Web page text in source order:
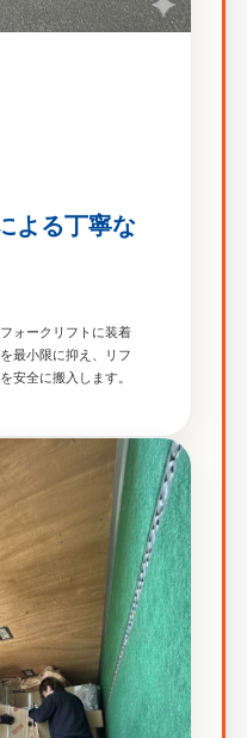
よる丁寧な
ォークリフトに装着
最小限に抑え、リフ
安全に搬入します。